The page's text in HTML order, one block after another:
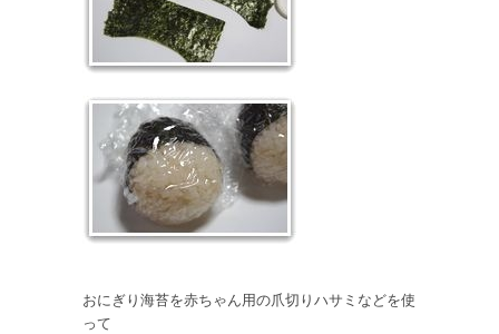
おにぎり海苔を赤ちゃん用の爪切りハサミなどを使
って